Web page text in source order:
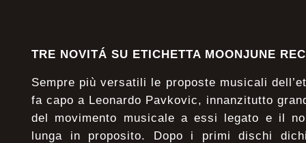
TRE NOVITÁ SU ETICHETTA MOONJUNE
Sempre più versatili le proposte musicali
fa capo a Leonardo Pavkovic, innanzitutto
del movimento musicale a essi legato e il
lunga in proposito. Dopo i primi dischi